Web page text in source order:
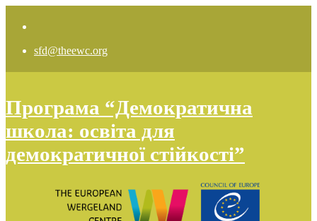
sfd@theewc.org
Програма “Демократична
школа: освіта для
демократичної стійкості”